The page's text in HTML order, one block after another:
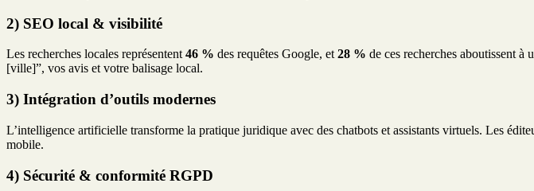
2) SEO local & visibilité
Les recherches locales représentent46 % des requêtes Google, et28 % de ces recherches aboutissent à
[ville]”, vos avis et votre balisage local.
3) Intégration d’outils modernes
L’intelligence artificielle transforme la pratique juridique avec des chatbots et assistants virtuels. Les
mobile.
4) Sécurité & conformité RGPD